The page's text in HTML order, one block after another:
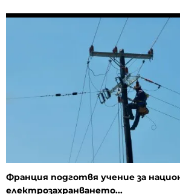
Франция подготвя учение за
електрозахранването...